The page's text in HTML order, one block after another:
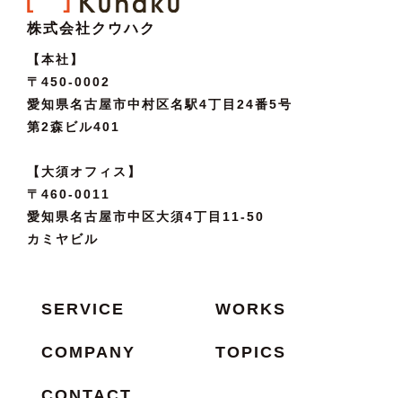
株式会社クウハク
【本社】
〒450-0002
愛知県名古屋市中村区名駅4丁目24番5号
第2森ビル401
【大須オフィス】
〒460-0011
愛知県名古屋市中区大須4丁目11-50
カミヤビル
SERVICE WORKS
COMPANY TOPICS